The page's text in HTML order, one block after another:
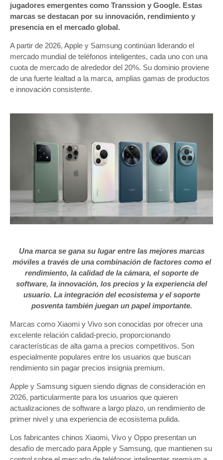
jugadores emergentes como Transsion y Google. Estas
marcas se destacan por su innovación, rendimiento y
presencia en el mercado global.
A partir de 2026, Apple y Samsung continúan liderando el
mercado mundial de teléfonos inteligentes, cada uno con una
cuota de mercado de alrededor del 20%. Su dominio proviene
de una fuerte lealtad a la marca, amplias gamas de productos
e innovación consistente.
Una marca se gana su lugar entre las mejores marcas
móviles a través de una combinación de factores como el
rendimiento, la calidad de la cámara, el soporte de
software, la innovación, los precios y la experiencia del
usuario. La integración del ecosistema y el soporte
posventa también juegan un papel importante.
Marcas como Xiaomi y Vivo son conocidas por ofrecer una
excelente relación calidad-precio, proporcionando
características de alta gama a precios competitivos. Son
especialmente populares entre los usuarios que buscan
rendimiento sin pagar precios insignia premium.
Apple y Samsung siguen siendo dignas de consideración en
2026, particularmente para los usuarios que quieren
actualizaciones de software a largo plazo, un rendimiento de
primer nivel y una experiencia de ecosistema pulida.
Los fabricantes chinos Xiaomi, Vivo y Oppo presentan un
desafío de mercado para Apple y Samsung, que mantienen su